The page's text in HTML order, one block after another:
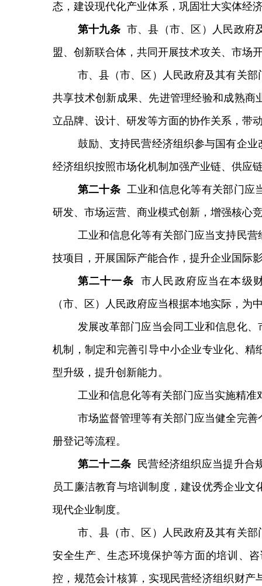
态，建设现代化产业体系，巩固壮大实体经
第十九条 市、县（市、区）人民政府
盟、创新联合体，共同开展技术攻关、市场
市、县（市、区）人民政府及其有关
共享技术创新成果、先进管理经验和成熟
立品牌、设计、研发等方面的协作关系，带
鼓励、支持民营经济组织参与国有企
经济组织按照市场化机制加强产业链、供应
第二十条 工业和信息化等有关部门应
研发、市场运营、商业模式创新，增强核心
工业和信息化等有关部门应当支持民
技项目，开展国际产能合作，提升企业国际
第二十一条市人民政府应当在本级
（市、区）人民政府应当根据本地实际，为
发展改革部门应当会同工业和信息化
机制，制定和完善引导中小企业专业化、
型升级，提升创新能力。
工业和信息化等有关部门应当实施精
市场监督管理等有关部门应当健全完
册登记等流程。
第二十二条
民营经济组织应当提升合
员工廉洁教育与培训制度，建设优秀企业
现代企业制度。
市、县（市、区）人民政府及其有关
安全生产、生态环境保护等方面的培训、
控，规范会计核算，实现民营经济组织财